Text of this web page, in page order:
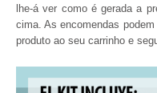
lhe-á ver como é gerada a
cima. As encomendas
produto ao seu carrinho e